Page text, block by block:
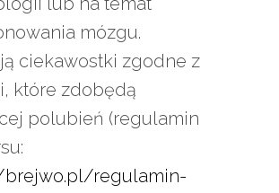
mózgu.
ciekawostki zgodne z
które zdobędą
polubień (regulamin
brejwo.pl/regulamin-